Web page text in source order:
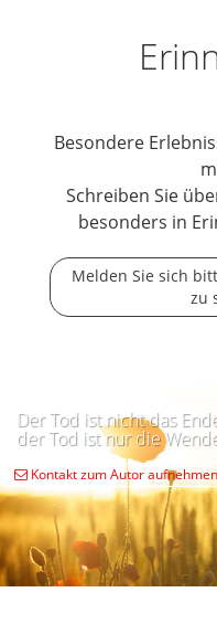
Besondere
Schreiben Sie
besonders in
Melden Sie sich
zu
Der Tod ist nicht das
der Tod ist nur die
Kontakt zum Autor aufnehmen